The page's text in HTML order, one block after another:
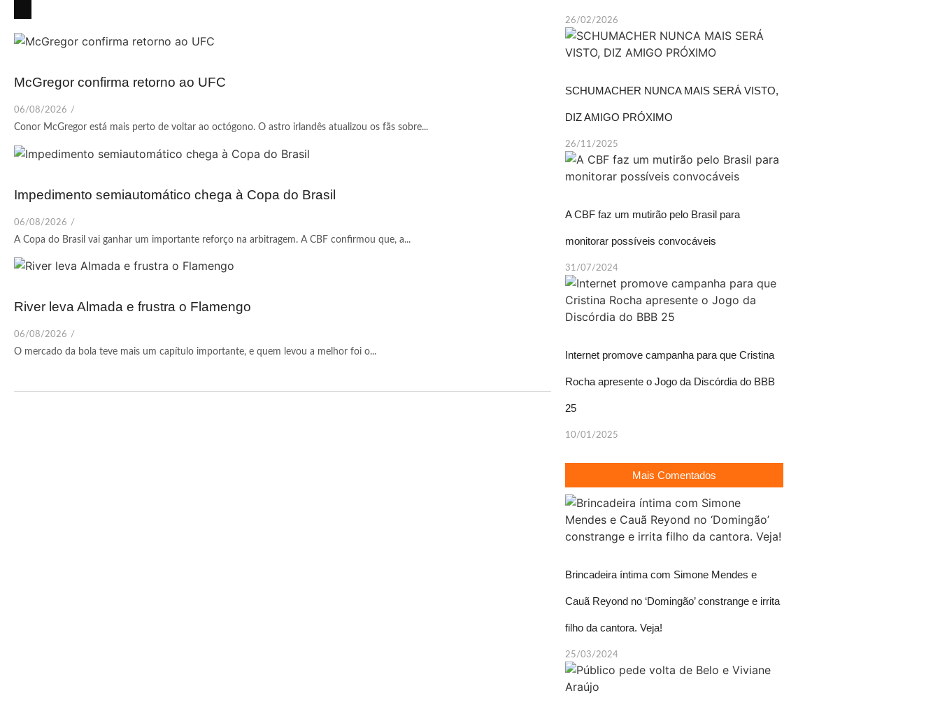
McGregor confirma retorno ao UFC
06/08/2026 /
Conor McGregor está mais perto de voltar ao octógono. O astro irlandês atualizou os fãs sobre...
Impedimento semiautomático chega à Copa do Brasil
06/08/2026 /
A Copa do Brasil vai ganhar um importante reforço na arbitragem. A CBF confirmou que, a...
River leva Almada e frustra o Flamengo
06/08/2026 /
O mercado da bola teve mais um capítulo importante, e quem levou a melhor foi o...
26/02/2026
SCHUMACHER NUNCA MAIS SERÁ VISTO,
DIZ AMIGO PRÓXIMO
26/11/2025
A CBF faz um mutirão pelo Brasil para
monitorar possíveis convocáveis
31/07/2024
Internet promove campanha para que Cristina
Rocha apresente o Jogo da Discórdia do BBB
25
10/01/2025
Mais Comentados
Brincadeira íntima com Simone Mendes e
Cauã Reyond no ‘Domingão’ constrange e irrita
filho da cantora. Veja!
25/03/2024